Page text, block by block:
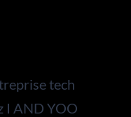
tech
I AND YOO